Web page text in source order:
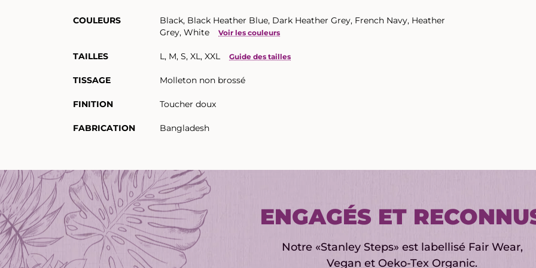
COULEURS
Black, Black Heather Blue, Dark Heather Grey, French Navy, Heather
Grey, White
Voir les couleurs
TAILLES L, M, S, XL, XXL Guide des tailles
TISSAGE Molleton non brossé
FINITION Toucher doux
FABRICATION Bangladesh
ENGAGÉS ET
Notre «Stanley Steps» est labellisé Fair Wear,
Vegan et Oeko-Tex Organic.